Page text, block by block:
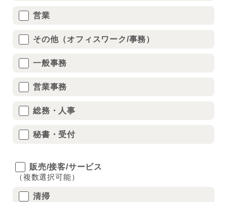
営業
その他（オフィスワーク/事務）
一般事務
営業事務
総務・人事
秘書・受付
販売/接客/サービス
（複数選択可能）
清掃